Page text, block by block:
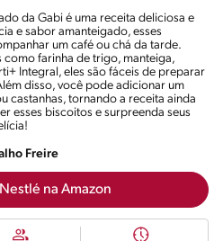
da Gabi é uma receita deliciosa e
e sabor amanteigado, esses
um café ou chá da tarde.
como farinha de trigo, manteiga,
Integral, eles são fáceis de preparar
disso, você pode adicionar um
castanhas, tornando a receita ainda
esses biscoitos e surpreenda seus
Freire
na Amazon